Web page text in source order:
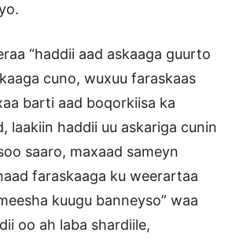
“haddii aad askaaga guurto
cuno, wuxuu faraskaas
barti aad boqorkiisa ka
laakiin haddii uu askariga cunin
saaro, maxaad sameyn
faraskaaga ku weerartaa
kuugu banneyso” waa
oo ah laba shardiile,